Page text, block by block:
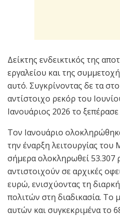
Δείκτης ενδεικτικός της
εργαλείου και της
αυτό. Συγκρίνοντας δε τα
αντίστοιχο ρεκόρ του
Ιανουάριος 2026 το
Τον Ιανουάριο
την έναρξη λειτουργίας
σήμερα ολοκληρωθεί 53.307
αντιστοιχούν σε αρχικές
ευρώ, ενισχύοντας τη
πολιτών στη διαδικασία. To
αυτών και συγκεκριμένα το